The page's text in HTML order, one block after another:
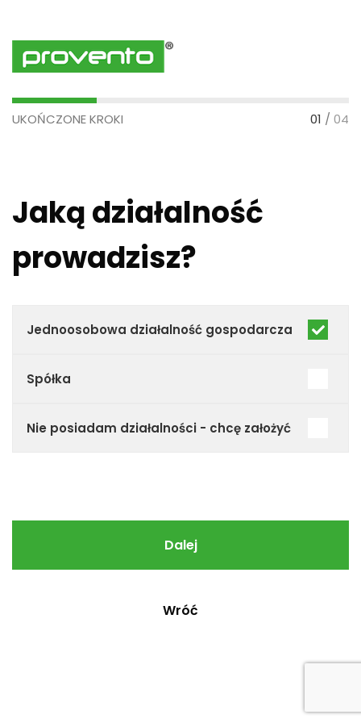
UKOŃCZONE KROKI 01 / 04
Jaką działalność
prowadzisz?
Jednoosobowa działalność gospodarcza
Spółka
Nie posiadam działalności - chcę założyć
Dalej
Wróć